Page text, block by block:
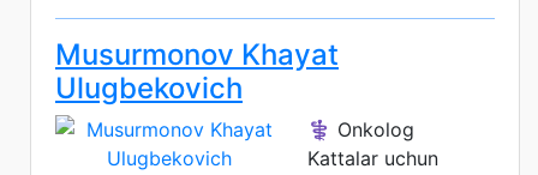
Musurmonov Khayat
Ulugbekovich
⚕️ Onkolog
Kattalar uchun